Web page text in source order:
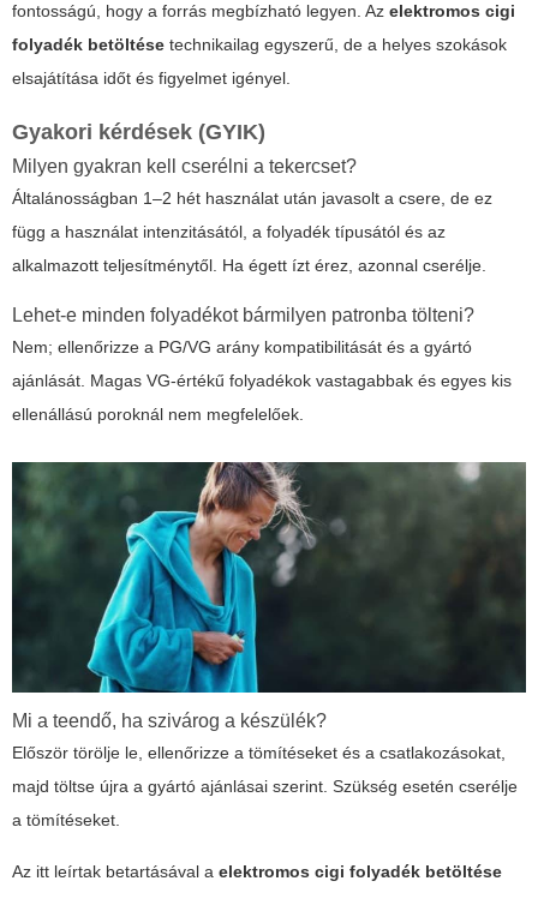
fontosságú, hogy a forrás megbízható legyen. Az elektromos cigi
folyadék betöltése technikailag egyszerű, de a helyes szokások
elsajátítása időt és figyelmet igényel.
Gyakori kérdések (GYIK)
Milyen gyakran kell cserélni a tekercset?
Általánosságban 1–2 hét használat után javasolt a csere, de ez
függ a használat intenzitásától, a folyadék típusától és az
alkalmazott teljesítménytől. Ha égett ízt érez, azonnal cserélje.
Lehet-e minden folyadékot bármilyen patronba tölteni?
Nem; ellenőrizze a PG/VG arány kompatibilitását és a gyártó
ajánlását. Magas VG-értékű folyadékok vastagabbak és egyes kis
ellenállású poroknál nem megfelelőek.
Mi a teendő, ha szivárog a készülék?
Először törölje le, ellenőrizze a tömítéseket és a csatlakozásokat,
majd töltse újra a gyártó ajánlásai szerint. Szükség esetén cserélje
a tömítéseket.
Az itt leírtak betartásával a elektromos cigi folyadék betöltése